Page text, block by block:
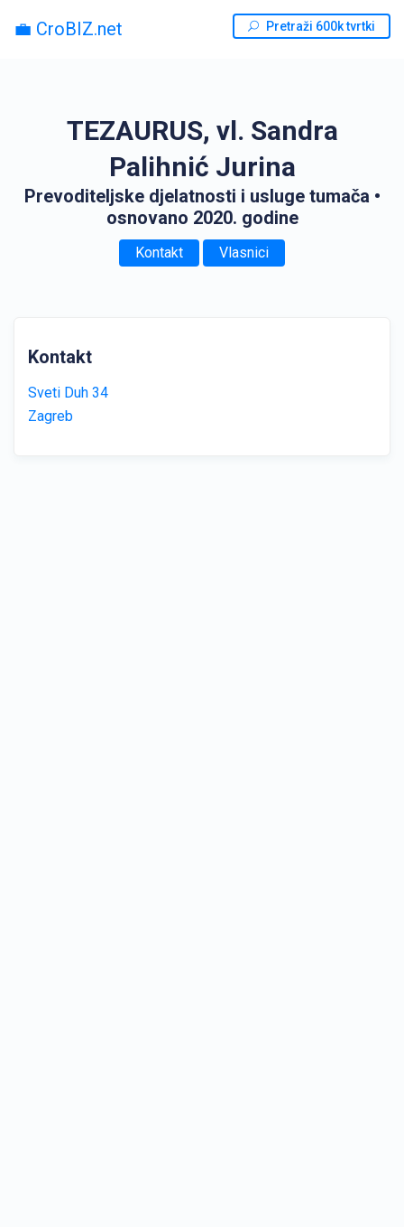
💼 CroBIZ.net Pretraži 600k tvrtki
TEZAURUS, vl. Sandra
Palihnić Jurina
Prevoditeljske djelatnosti i usluge tumača •
osnovano 2020. godine
Kontakt Vlasnici
Kontakt
Sveti Duh 34
Zagreb